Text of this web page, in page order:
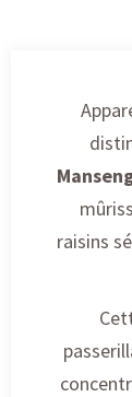
raisins